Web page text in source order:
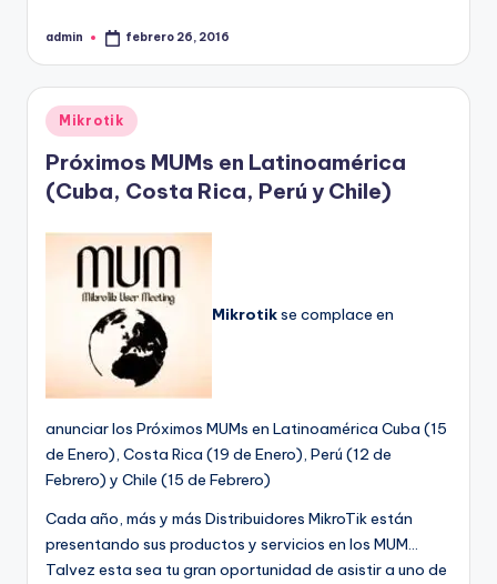
Publicado
admin febrero 26, 2016
Publicado
en
Mikrotik
Próximos MUMs en Latinoamérica
(Cuba, Costa Rica, Perú y Chile)
Mikrotikse complace en
anunciar los Próximos MUMs en Latinoamérica Cuba (15
de Enero), Costa Rica (19 de Enero), Perú (12 de
Febrero) y Chile (15 de Febrero)
Cada año, más y más Distribuidores MikroTik están
presentando sus productos y servicios en los MUM…
Talvez esta sea tu gran oportunidad de asistir a uno de